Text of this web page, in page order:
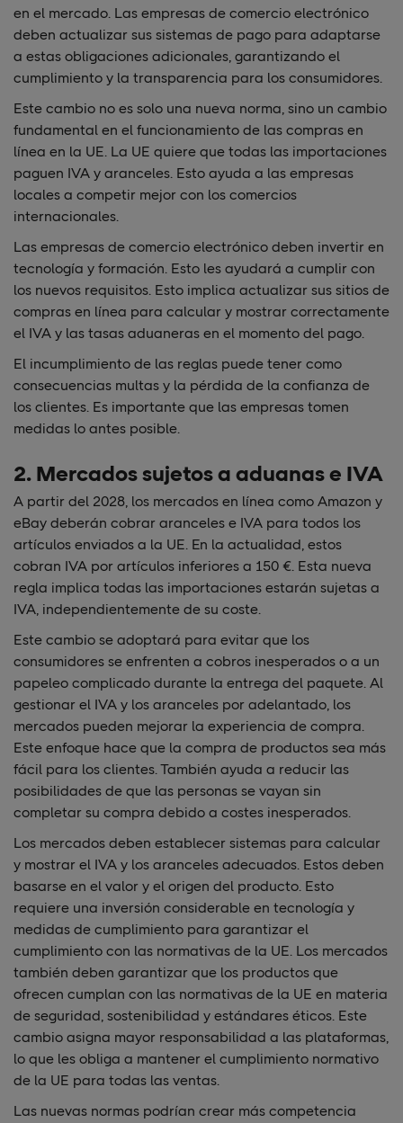
en el mercado. Las empresas de comercio electrónico
deben actualizar sus sistemas de pago para adaptarse
a estas obligaciones adicionales, garantizando el
cumplimiento y la transparencia para los consumidores.
Este cambio no es solo una nueva norma, sino un cambio
fundamental en el funcionamiento de las compras en
línea en la UE. La UE quiere que todas las importaciones
paguen IVA y aranceles. Esto ayuda a las empresas
locales a competir mejor con los comercios
internacionales.
Las empresas de comercio electrónico deben invertir en
tecnología y formación. Esto les ayudará a cumplir con
los nuevos requisitos. Esto implica actualizar sus sitios de
compras en línea para calcular y mostrar correctamente
el IVA y las tasas aduaneras en el momento del pago.
El incumplimiento de las reglas puede tener como
consecuencias multas y la pérdida de la confianza de
los clientes. Es importante que las empresas tomen
medidas lo antes posible.
2. Mercados sujetos a aduanas e IVA
A partir del 2028, los mercados en línea como Amazon y
eBay deberán cobrar aranceles e IVA para todos los
artículos enviados a la UE. En la actualidad, estos
cobran IVA por artículos inferiores a 150 €. Esta nueva
regla implica todas las importaciones estarán sujetas a
IVA, independientemente de su coste.
Este cambio se adoptará para evitar que los
consumidores se enfrenten a cobros inesperados o a un
papeleo complicado durante la entrega del paquete. Al
gestionar el IVA y los aranceles por adelantado, los
mercados pueden mejorar la experiencia de compra.
Este enfoque hace que la compra de productos sea más
fácil para los clientes. También ayuda a reducir las
posibilidades de que las personas se vayan sin
completar su compra debido a costes inesperados.
Los mercados deben establecer sistemas para calcular
y mostrar el IVA y los aranceles adecuados. Estos deben
basarse en el valor y el origen del producto. Esto
requiere una inversión considerable en tecnología y
medidas de cumplimiento para garantizar el
cumplimiento con las normativas de la UE. Los mercados
también deben garantizar que los productos que
ofrecen cumplan con las normativas de la UE en materia
de seguridad, sostenibilidad y estándares éticos. Este
cambio asigna mayor responsabilidad a las plataformas,
lo que les obliga a mantener el cumplimiento normativo
de la UE para todas las ventas.
Las nuevas normas podrían crear más competencia